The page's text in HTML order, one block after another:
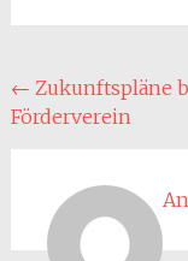
← Zukunftspläne
Förderverein